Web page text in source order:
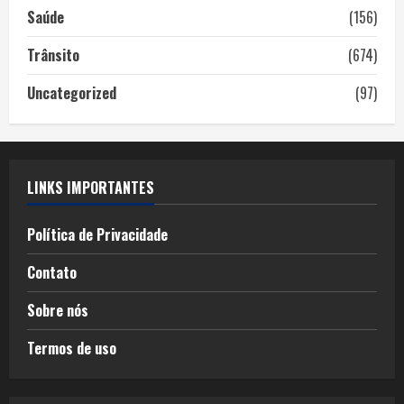
Saúde
(156)
Trânsito
(674)
Uncategorized
(97)
LINKS IMPORTANTES
Política de Privacidade
Contato
Sobre nós
Termos de uso